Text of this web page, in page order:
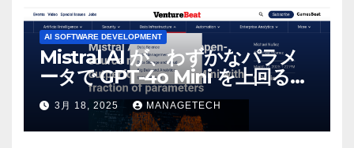
AI SOFTWARE DEVELOPMENT
Mistral AI が、わずかなパラメ
ータで GPT-4o Mini を上回る新
しいオープンソース モデルをリ
リース | VentureBeat
3月 18, 2025 MANAGETECH